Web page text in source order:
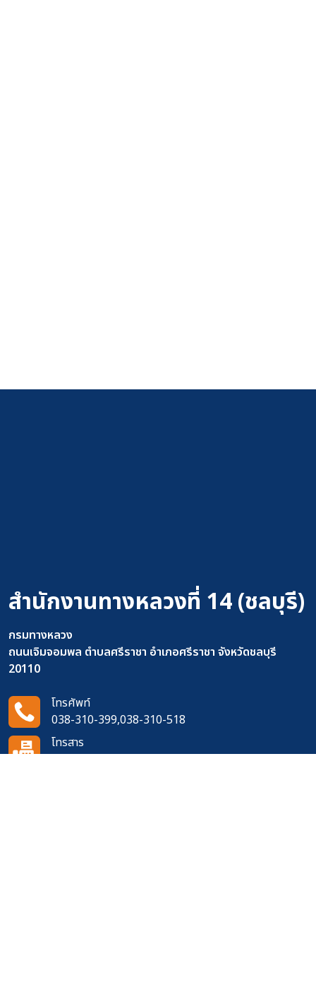
สำนักงานทางหลวงที่ 14 (ชลบุรี)
กรมทางหลวง
ถนนเจิมจอมพล ตำบลศรีราชา อำเภอศรีราชา จังหวัดชลบุรี
20110
โทรศัพท์
038-310-399,038-310-518
โทรสาร
038-311-273